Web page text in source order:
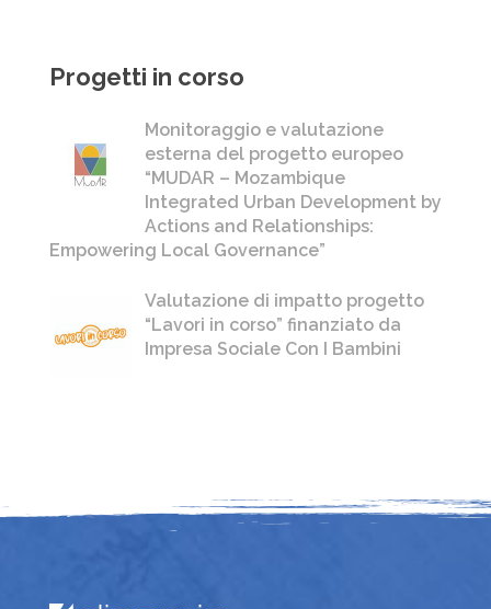
Progetti in corso
Monitoraggio e valutazione
esterna del progetto europeo
“MUDAR – Mozambique
Integrated Urban Development by
Actions and Relationships:
Empowering Local Governance”
Valutazione di impatto progetto
“Lavori in corso” finanziato da
Impresa Sociale Con I Bambini